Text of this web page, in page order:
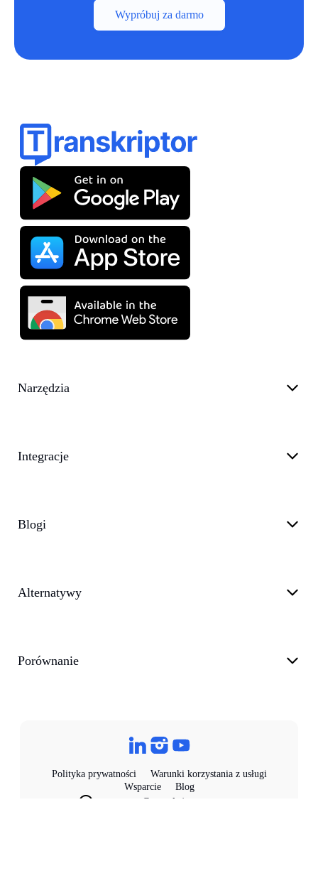
Wypróbuj za darmo
Narzędzia
Integracje
Blogi
Alternatywy
Porównanie
Polityka prywatności
Warunki korzystania z usługi
Wsparcie
Blog
customer@transkriptor.com